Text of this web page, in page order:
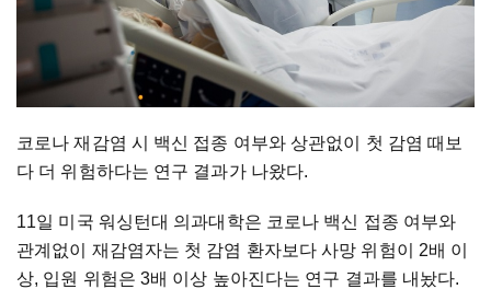
코로나 재감염 시 백신 접종 여부와 상관없이 첫 감염 때보
다 더 위험하다는 연구 결과가 나왔다.
11일 미국 워싱턴대 의과대학은 코로나 백신 접종 여부와
관계없이 재감염자는 첫 감염 환자보다 사망 위험이 2배 이
상, 입원 위험은 3배 이상 높아진다는 연구 결과를 내놨다.